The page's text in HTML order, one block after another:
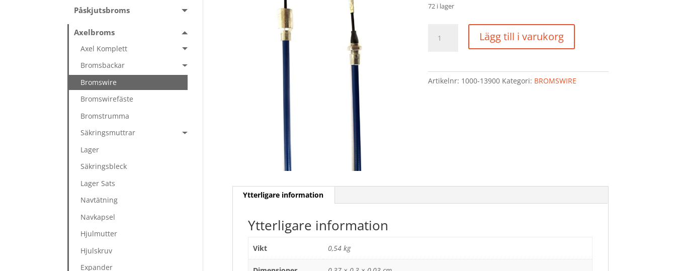
72 i lager
PASSAR
mängd
Lägg till i varukorg
Artikelnr: 1000-13900 Kategori: BROMSWIRE
Ytterligare information
Ytterligare information
Vikt 0,54 kg
Påskjutsbroms
Axelbroms
Axel Komplett
Bromsbackar
Bromswire
Bromswirefäste
Bromstrumma
Säkringsmuttrar
Lager
Säkringsbleck
Lager Sats
Navtätning
Navkapsel
Hjulmutter
Hjulskruv
Expander